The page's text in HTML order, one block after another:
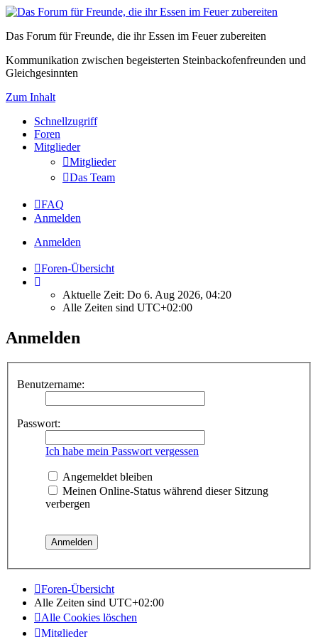
Das Forum für Freunde, die ihr Essen im Feuer zubereiten
Kommunikation zwischen begeisterten Steinbackofenfreunden und
Gleichgesinnten
Zum Inhalt
Schnellzugriff
Foren
Mitglieder
Mitglieder
Das Team
FAQ
Anmelden
Anmelden
Foren-Übersicht
Aktuelle Zeit: Do 6. Aug 2026, 04:20
Alle Zeiten sind UTC+02:00
Anmelden
Benutzername:
Passwort:
Ich habe mein Passwort vergessen
Angemeldet bleiben
Meinen Online-Status während dieser Sitzung
verbergen
Foren-Übersicht
Alle Zeiten sind UTC+02:00
Alle Cookies löschen
Mitglieder